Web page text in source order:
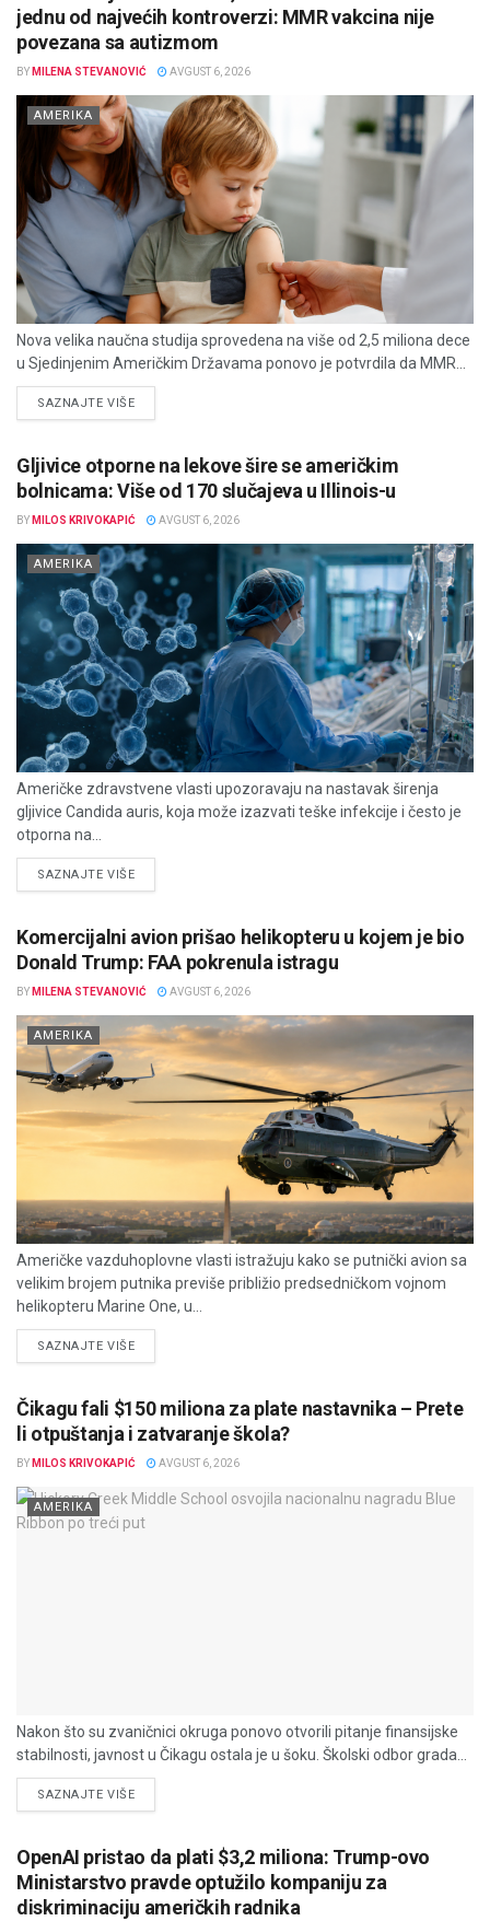
jednu od najvećih kontroverzi: MMR vakcina nije
povezana sa autizmom
BY MILENA STEVANOVIĆ AVGUST 6, 2026
AMERIKA
Nova velika naučna studija sprovedena na više od 2,5 miliona dece
u Sjedinjenim Američkim Državama ponovo je potvrdila da MMR...
SAZNAJTE VIŠEDETAILS
Gljivice otporne na lekove šire se američkim
bolnicama: Više od 170 slučajeva u Illinois-u
BY MILOS KRIVOKAPIĆ AVGUST 6, 2026
AMERIKA
Američke zdravstvene vlasti upozoravaju na nastavak širenja
gljivice Candida auris, koja može izazvati teške infekcije i često je
otporna na...
SAZNAJTE VIŠEDETAILS
Komercijalni avion prišao helikopteru u kojem je bio
Donald Trump: FAA pokrenula istragu
BY MILENA STEVANOVIĆ AVGUST 6, 2026
AMERIKA
Američke vazduhoplovne vlasti istražuju kako se putnički avion sa
velikim brojem putnika previše približio predsedničkom vojnom
helikopteru Marine One, u...
SAZNAJTE VIŠEDETAILS
Čikagu fali $150 miliona za plate nastavnika – Prete
li otpuštanja i zatvaranje škola?
BY MILOS KRIVOKAPIĆ AVGUST 6, 2026
AMERIKA
Nakon što su zvaničnici okruga ponovo otvorili pitanje finansijske
stabilnosti, javnost u Čikagu ostala je u šoku. Školski odbor grada...
SAZNAJTE VIŠEDETAILS
OpenAI pristao da plati $3,2 miliona: Trump-ovo
Ministarstvo pravde optužilo kompaniju za
diskriminaciju američkih radnika